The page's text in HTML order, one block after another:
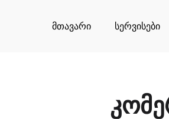
მთავარი სერვისები